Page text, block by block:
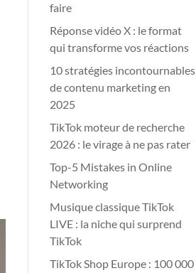
faire
Réponse vidéo X : le format
qui transforme vos réactions
10 stratégies incontournables
de contenu marketing en
2025
TikTok moteur de recherche
2026 : le virage à ne pas rater
Top-5 Mistakes in Online
Networking
Musique classique TikTok
LIVE : la niche qui surprend
TikTok
TikTok Shop Europe : 100 000